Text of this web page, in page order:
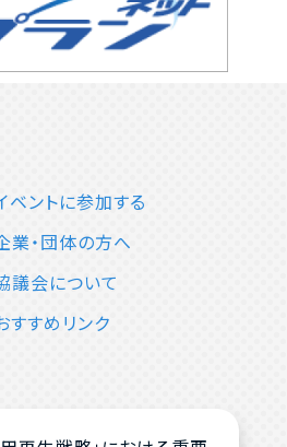
ベントに参加する
業・団体の方へ
議会について
すすめリンク